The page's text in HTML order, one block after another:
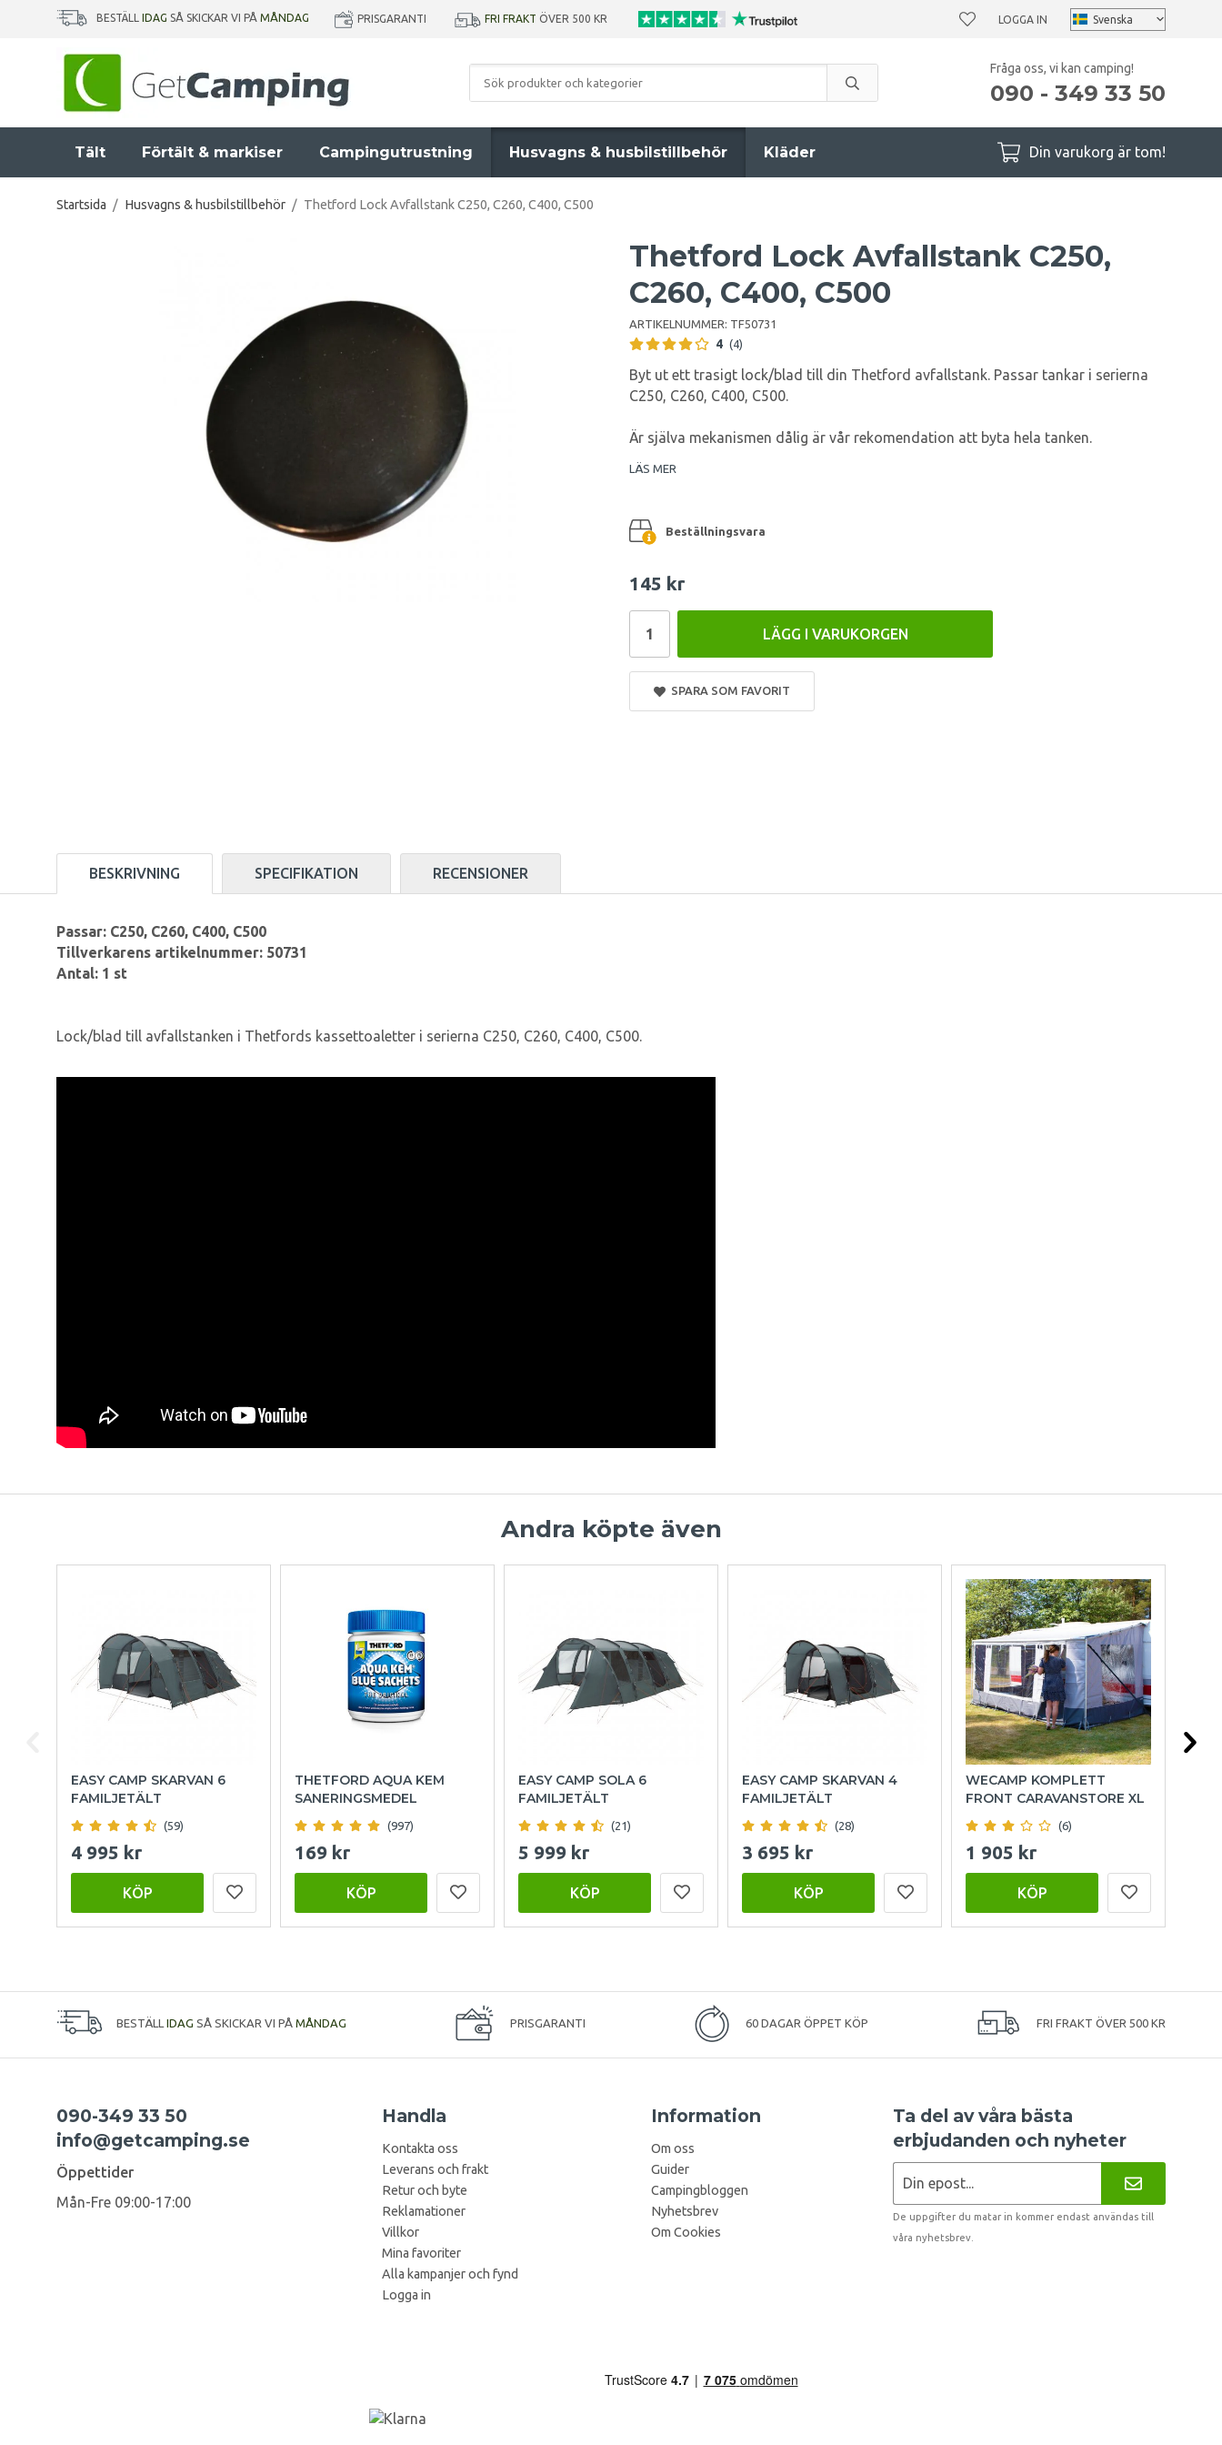
BESTÄLL IDAG SÅ SKICKAR VI PÅ MÅNDAG PRISGARANTI FRI FRAKT ÖVER 500 KR LOGGA IN
Fråga oss, vi kan camping!
090 - 349 33 50
Tält Förtält & markiser Campingutrustning Husvagns & husbilstillbehör Kläder Din varukorg är tom!
Startsida / Husvagns & husbilstillbehör / Thetford Lock Avfallstank C250, C260, C400, C500
Thetford Lock Avfallstank C250,
C260, C400, C500
ARTIKELNUMMER: TF50731
4 (4)
Byt ut ett trasigt lock/blad till din Thetford avfallstank. Passar tankar i serierna
C250, C260, C400, C500.
Är själva mekanismen dålig är vår rekomendation att byta hela tanken.
LÄS MER
Beställningsvara
145 kr
LÄGG I VARUKORGEN
SPARA SOM FAVORIT
BESKRIVNING SPECIFIKATION RECENSIONER
Passar: C250, C260, C400, C500
Tillverkarens artikelnummer: 50731
Antal: 1 st
Lock/blad till avfallstanken i Thetfords kassettoaletter i serierna C250, C260, C400, C500.
Andra köpte även
EASY CAMP SKARVAN 6
FAMILJETÄLT
(59)
4 995 kr
KÖP
THETFORD AQUA KEM
SANERINGSMEDEL
(997)
169 kr
KÖP
EASY CAMP SOLA 6
FAMILJETÄLT
(21)
5 999 kr
KÖP
EASY CAMP SKARVAN 4
FAMILJETÄLT
(28)
3 695 kr
KÖP
WECAMP KOMPLETT
FRONT CARAVANSTORE XL
(6)
1 905 kr
KÖP
BESTÄLL IDAG SÅ SKICKAR VI PÅ MÅNDAG PRISGARANTI 60 DAGAR ÖPPET KÖP FRI FRAKT ÖVER 500 KR
090-349 33 50
info@getcamping.se
Öppettider
Mån-Fre 09:00-17:00
Handla
Kontakta oss
Leverans och frakt
Retur och byte
Reklamationer
Villkor
Mina favoriter
Alla kampanjer och fynd
Logga in
Information
Om oss
Guider
Campingbloggen
Nyhetsbrev
Om Cookies
Ta del av våra bästa
erbjudanden och nyheter
De uppgifter du matar in kommer endast användas till
våra nyhetsbrev.